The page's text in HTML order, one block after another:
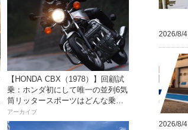
【HONDA CBX（1978）】回顧試
乗：ホンダ初にして唯一の並列6気
筒リッタースポーツはどんな乗り
味だったのか？
アーカイブ
2026/8/4
2026/8/4